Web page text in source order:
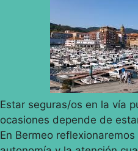
Estar seguras/os en la vía
ocasiones depende de
En Bermeo